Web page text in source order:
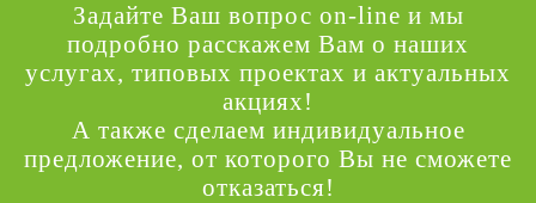
Задайте Ваш вопрос on-line и мы
подробно расскажем Вам о наших
услугах, типовых проектах и актуальных
акциях!
А также сделаем индивидуальное
предложение, от которого Вы не сможете
отказаться!